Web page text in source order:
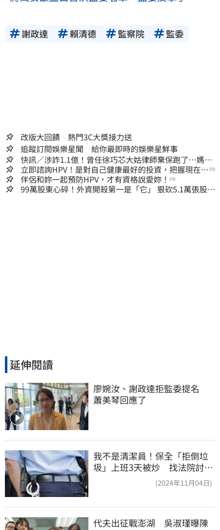
謝政達 賴清德 監察院 監委
改版大回饋 熱門3C大獎接力送
追蹤訂閱娛樂星聞 給你最即時的娛樂星鮮事
快訊／涉詐1.1億！曾任徐巧芯大姑律師棄保跑了…媽也
離境 桃檢發通緝
立即諮詢HPV！是對自己健康最好的投資，把握現在不
嫌晚！
PR
伴侶和妳一起預防HPV，才有資格說愛妳！ PR
99萬股東心碎！外資開殺第一是「它」 狠砍5.1萬張股價
延伸閱讀
廖婉汝、謝政達拒監委提名
蕭美琴回應了
我不是清潔員！保全「拒倒垃
圾」上班3天被炒 找法院討公
(2024年11月04日)
代夫出征戰澎湖　吳淑瑾曝陳